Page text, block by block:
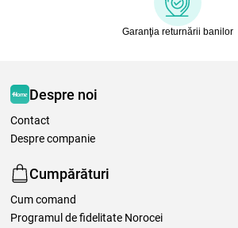
Garanţia returnării banilor
Despre noi
Contact
Despre companie
Cumpărături
Cum comand
Programul de fidelitate Norocei